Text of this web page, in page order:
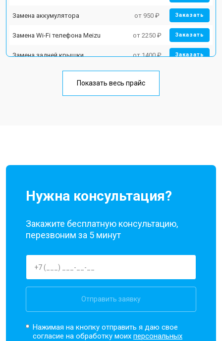
Замена аккумулятора от 950 ₽ Заказать
Замена Wi-Fi телефона Meizu от 2250 ₽ Заказать
Замена задней крышки от 1400 ₽ Заказать
Замена дисплея (экрана) от 2700 ₽
Показать весь прайс
Нужна консультация?
Закажите бесплатную консультацию,
перезвоним за 5 минут
Отправить заявку
Нажимая на кнопку отправить я даю свое
согласие на обработку моихперсональных